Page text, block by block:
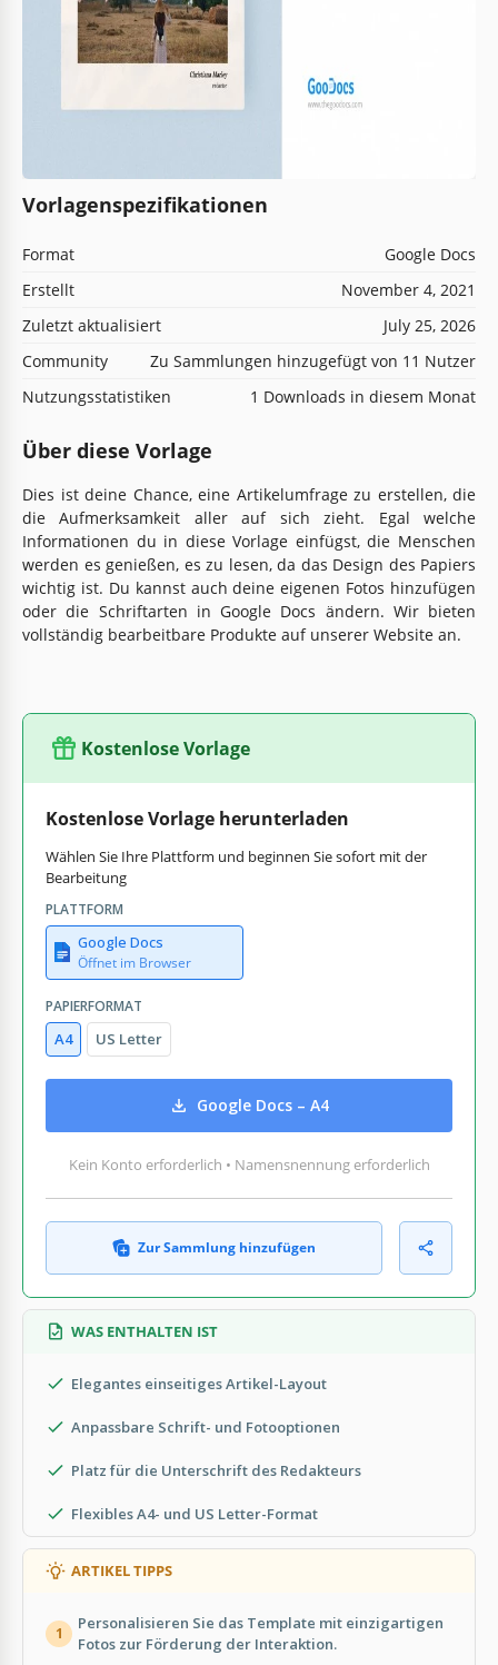
Vorlagenspezifikationen
Format
Google Docs
Erstellt
November 4, 2021
Zuletzt aktualisiert
July 25, 2026
Community
Zu Sammlungen hinzugefügt von 11 Nutzer
Nutzungsstatistiken
1 Downloads in diesem Monat
Über diese Vorlage
Dies ist deine Chance, eine Artikelumfrage zu erstellen, die
die Aufmerksamkeit aller auf sich zieht. Egal welche
Informationen du in diese Vorlage einfügst, die Menschen
werden es genießen, es zu lesen, da das Design des Papiers
wichtig ist. Du kannst auch deine eigenen Fotos hinzufügen
oder die Schriftarten in Google Docs ändern. Wir bieten
vollständig bearbeitbare Produkte auf unserer Website an.
Kostenlose Vorlage
Kostenlose Vorlage herunterladen
Wählen Sie Ihre Plattform und beginnen Sie sofort mit der
Bearbeitung
PLATTFORM
Google Docs
Öffnet im Browser
PAPIERFORMAT
A4 US Letter
Google Docs – A4
Kein Konto erforderlich • Namensnennung erforderlich
Zur Sammlung hinzufügen
WAS ENTHALTEN IST
Elegantes einseitiges Artikel-Layout
Anpassbare Schrift- und Fotooptionen
Platz für die Unterschrift des Redakteurs
Flexibles A4- und US Letter-Format
ARTIKEL TIPPS
1
Personalisieren Sie das Template mit einzigartigen
Fotos zur Förderung der Interaktion.